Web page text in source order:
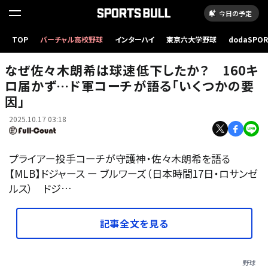
今日の予定
TOP バーチャル高校野球 インターハイ 東京六大学野球
ドジャース・プライアー投手コーチ【写真：小谷真弥】
なぜ佐々木朗希は球速低下したか？ 160キ
ロ届かず…ド軍コーチが語る「いくつかの要
因」
2025.10.17 03:18
プライアー投手コーチが守護神・佐々木朗希を語る
【MLB】ドジャース ー ブルワーズ（日本時間17日・ロサンゼ
ルス） ドジ…
記事全文を見る
野球